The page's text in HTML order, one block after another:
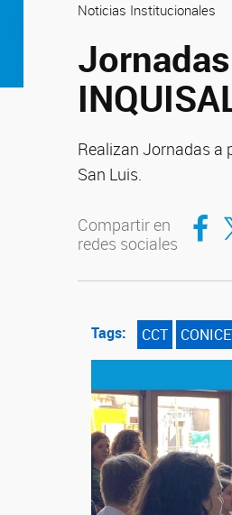
Noticias Institucionales
Realizan Jornadas a
San Luis.
Compartir en
redes sociales
Tags: CCT